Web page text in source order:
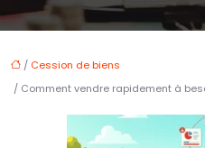
/ Cession de biens
/ Comment vendre rapidement à